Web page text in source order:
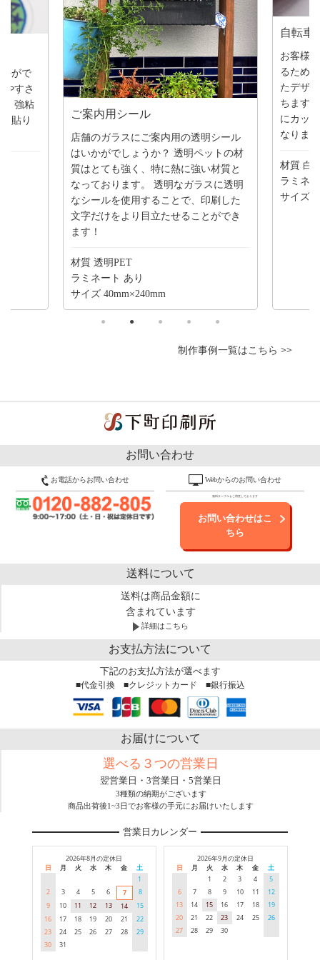
がで
やすさ
強粘
貼り
ご案内用シール
店舗のガラスにご案内用の透明シール
はいかがでしょうか？ 透明ペットの材
質はとても強く、特に熱に強い材質と
なっております。 透明なガラスに透明
なシールを使用することで、印刷した
文字だけをより目立たせることができ
ます！
材質 透明PET
ラミネート あり
サイズ 40mm×240mm
自転車
お客様
るため
たデザ
ちます
にカッ
なりま
材質 白
ラミネ
サイズ
制作事例一覧はこちら >>
お問い合わせ
お電話からお問い合わせ Webからのお問い合わせ
無料サンプルもご用意しております
お問い合わせはこ
ちら
送料について
送料は商品金額に
含まれています
詳細はこちら
お支払方法について
下記のお支払方法が選べます
■代金引換 ■クレジットカード ■銀行振込
お届けについて
選べる３つの営業日
翌営業日・3営業日・5営業日
3種類の納期がございます
商品出荷後1~3日でお客様の手元にお届けいたします
営業日カレンダー
2026年8月の定休日
日
月 火 水 木 金
土
1
2
3 4 5 6 7
8
9
10 11 12 13 14
15
16
17 18 19 20 21
22
23
24 25 26 27 28
29
30
31
2026年9月の定休日
日
月 火 水 木 金
土
1
2 3 4
5
6
7 8 9 10 11
12
13
14 15 16 17 18
19
20
21 22 23 24 25
26
27
28 29 30